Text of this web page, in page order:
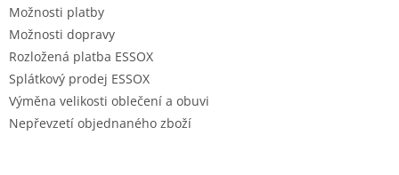
Možnosti platby
Možnosti dopravy
Rozložená platba ESSOX
Splátkový prodej ESSOX
Výměna velikosti oblečení a obuvi
Nepřevzetí objednaného zboží